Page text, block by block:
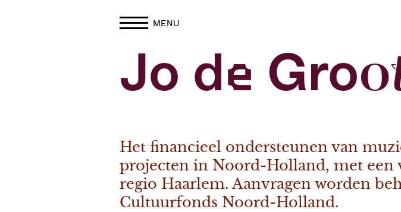
MENU
Jo de
Het financieel ondersteunen van
projecten in Noord-Holland, met een
regio Haarlem. Aanvragen worden
Cultuurfonds Noord-Holland.